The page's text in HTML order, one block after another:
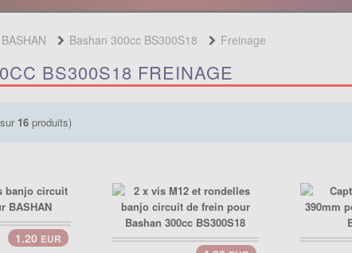
Bashan 300cc BS300S18 Freinage
BS300S18 FREINAGE
16 produits)
1.20 EUR